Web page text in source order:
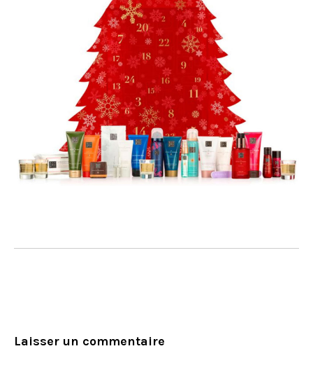
Laisser un commentaire